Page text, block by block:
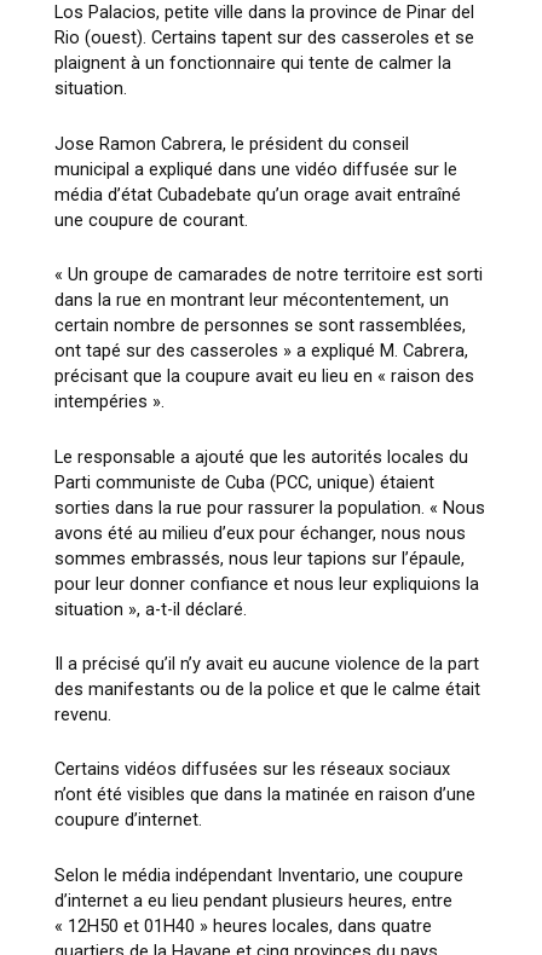
Los Palacios, petite ville dans la province de Pinar del
Rio (ouest). Certains tapent sur des casseroles et se
plaignent à un fonctionnaire qui tente de calmer la
situation.
Jose Ramon Cabrera, le président du conseil
municipal a expliqué dans une vidéo diffusée sur le
média d’état Cubadebate qu’un orage avait entraîné
une coupure de courant.
« Un groupe de camarades de notre territoire est sorti
dans la rue en montrant leur mécontentement, un
certain nombre de personnes se sont rassemblées,
ont tapé sur des casseroles » a expliqué M. Cabrera,
précisant que la coupure avait eu lieu en « raison des
intempéries ».
Le responsable a ajouté que les autorités locales du
Parti communiste de Cuba (PCC, unique) étaient
sorties dans la rue pour rassurer la population. « Nous
avons été au milieu d’eux pour échanger, nous nous
sommes embrassés, nous leur tapions sur l’épaule,
pour leur donner confiance et nous leur expliquions la
situation », a-t-il déclaré.
Il a précisé qu’il n’y avait eu aucune violence de la part
des manifestants ou de la police et que le calme était
revenu.
Certains vidéos diffusées sur les réseaux sociaux
n’ont été visibles que dans la matinée en raison d’une
coupure d’internet.
Selon le média indépendant Inventario, une coupure
d’internet a eu lieu pendant plusieurs heures, entre
« 12H50 et 01H40 » heures locales, dans quatre